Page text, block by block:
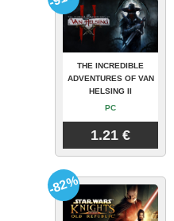
THE INCREDIBLE
ADVENTURES OF VAN
HELSING II
PC
1.21 €
-82%